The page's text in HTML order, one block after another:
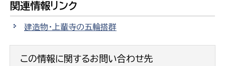
関連情報リンク
建造物・上輩寺の五輪搭群
この情報に関するお問い合わせ先